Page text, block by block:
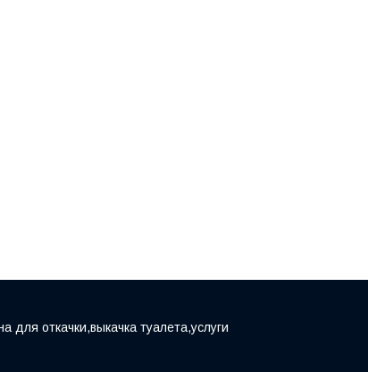
для откачки,выкачка туалета,услуги